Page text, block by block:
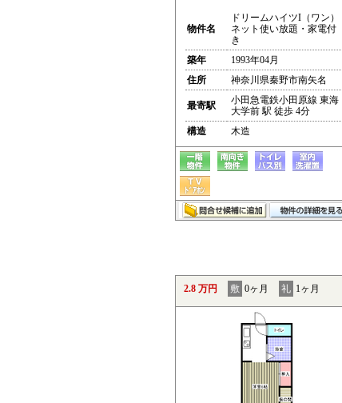
物件名
ドリームハイツI（ワン）
ネット使い放題・家電付
き
築年
1993年04月
住所
神奈川県秦野市南矢名
最寄駅
小田急電鉄小田原線 東海
大学前 駅 徒歩 4分
構造
木造
2.8 万円 敷 0ヶ月 礼 1ヶ月